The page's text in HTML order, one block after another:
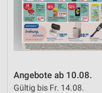
Angebote ab 10.08.
Gültig bis Fr. 14.08.